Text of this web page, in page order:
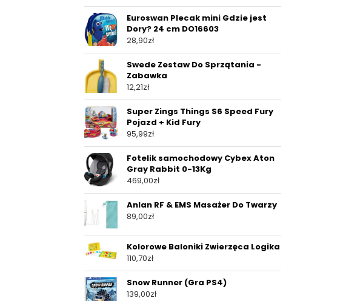
Euroswan Plecak mini Gdzie jest
Dory? 24 cm DO16603
28,90zł
Swede Zestaw Do Sprzątania -
Zabawka
12,21zł
Super Zings Things S6 Speed Fury
Pojazd + Kid Fury
95,99zł
Fotelik samochodowy Cybex Aton
Gray Rabbit 0-13Kg
469,00zł
Anlan RF & EMS Masażer Do Twarzy
89,00zł
Kolorowe Baloniki Zwierzęca Logika
110,70zł
Snow Runner (Gra PS4)
139,00zł